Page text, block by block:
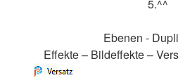
5.^^
Ebenen -
Effekte – Bildeffekte –